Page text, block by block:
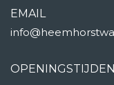
EMAIL
OPENINGSTIJDEN